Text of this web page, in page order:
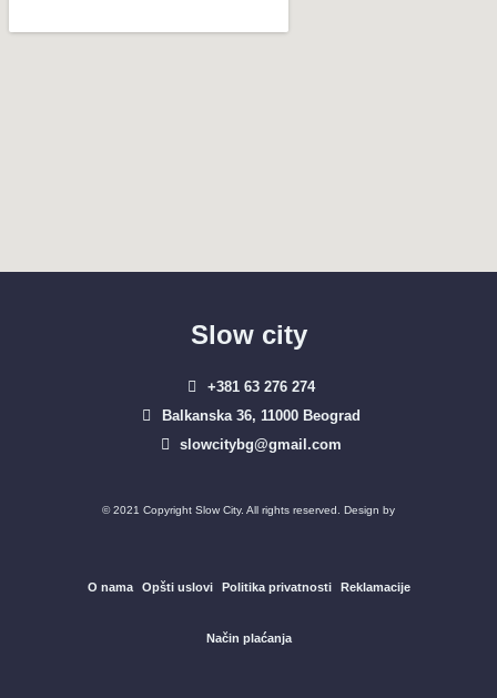
Slow city
+381 63 276 274​
Balkanska 36, 11000 Beograd​
slowcitybg@gmail.com
© 2021 Copyright Slow City. All rights reserved. Design by
O nama Opšti uslovi Politika privatnosti Reklamacije
Način plaćanja